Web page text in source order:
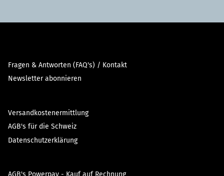
Fragen & Antworten (FAQ's) / Kontakt
Newsletter abonnieren
Versandkostenermittlung
AGB's für die Schweiz
Datenschutzerklärung
AGB's Powerpay - Kauf auf Rechnung